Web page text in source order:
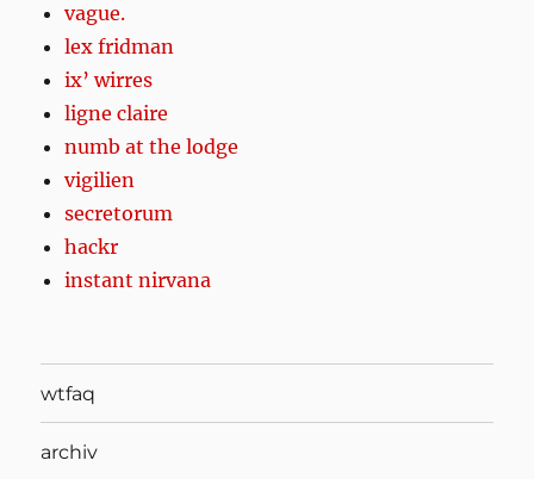
vague.
lex fridman
ix’ wirres
ligne claire
numb at the lodge
vigilien
secretorum
hackr
instant nirvana
wtfaq
archiv